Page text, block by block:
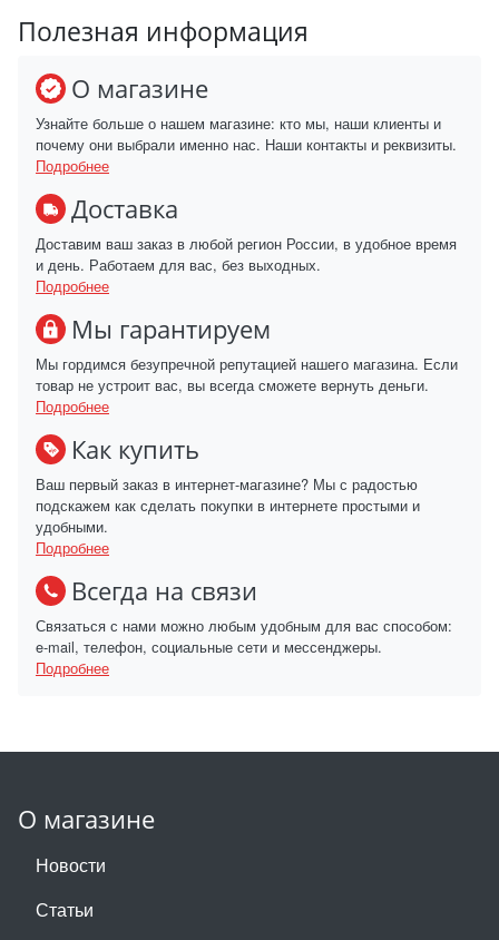
Полезная информация
О магазине
Узнайте больше о нашем магазине: кто мы, наши клиенты и
почему они выбрали именно нас. Наши контакты и реквизиты.
Подробнее
Доставка
Доставим ваш заказ в любой регион России, в удобное время
и день. Работаем для вас, без выходных.
Подробнее
Мы гарантируем
Мы гордимся безупречной репутацией нашего магазина. Если
товар не устроит вас, вы всегда сможете вернуть деньги.
Подробнее
Как купить
Ваш первый заказ в интернет-магазине? Мы с радостью
подскажем как сделать покупки в интернете простыми и
удобными.
Подробнее
Всегда на связи
Связаться с нами можно любым удобным для вас способом:
e-mail, телефон, социальные сети и мессенджеры.
Подробнее
О магазине
Новости
Статьи